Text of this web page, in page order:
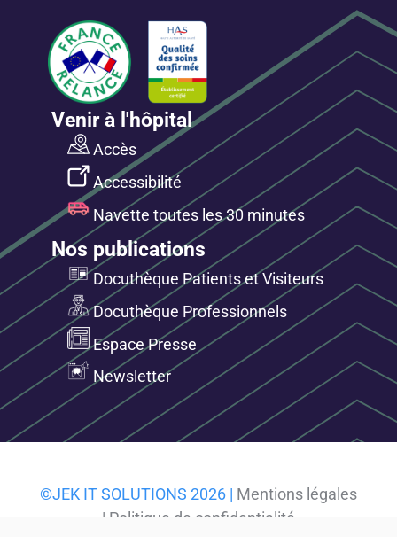
Venir à l'hôpital
Accès
Accessibilité
Navette toutes les 30 minutes
Nos publications
Docuthèque Patients et Visiteurs
Docuthèque Professionnels
Espace Presse
Newsletter
©JEK IT SOLUTIONS 2026 | Mentions légales
| Politique de confidentialité